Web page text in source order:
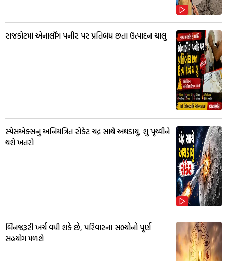
રાજકોટમાં એનાલૉગ પનીર પર પ્રતિબંધ છતાં ઉત્પાદન ચાલુ
સ્પેસએક્સનું અનિયંત્રિત રોકેટ ચંદ્ર સાથે અથડાયું, શુ પૃથ્વીને
થશે ખતરો
બિનજરૂરી ખર્ચ વધી શકે છે, પરિવારના સભ્યોનો પૂર્ણ
સહયોગ મળશે